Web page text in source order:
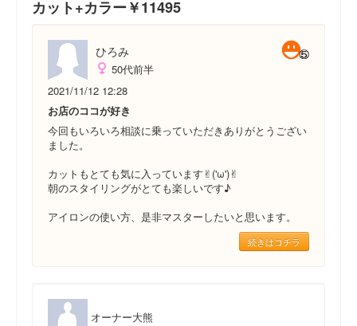
カット+カラー￥11495
ひろみ
50代前半
2021/11/12 12:28
お店のココが好き
今回もいろいろ相談に乗っていただきありがとうござい
ました。
カットもとても気に入っています✌︎('ω')✌︎
朝のスタイリングがとても楽しいです♪
アイロンの使い方、是非マスターしたいと思います。
続きはコチラ
オーナー大熊